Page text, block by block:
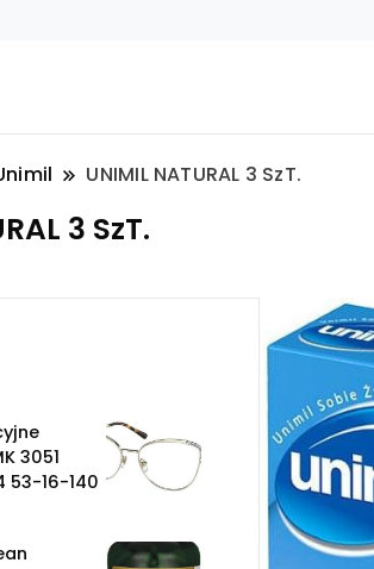
UNIMIL NATURAL 3 SzT.
3 SzT.
3051
53-16-140